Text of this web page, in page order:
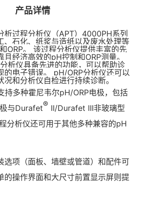
产品详情
析过程分析仪（APT）4000PH系列
、石化、纸浆与造纸以及废水处理等
ORP。 该过程分析仪提供丰富的先
经济高效的pH控制和ORP测量。
析仪具备先进的功能，可以帮助诊
的电子错误。 pH/ORP分析仪还可以
和分析仪自检进行持续诊断。
持多种霍尼韦尔pH/ORP电极，包括
与Durafet® II/Durafet III非玻璃型
分析仪还可用于其他多种兼容的pH
选项（面板、墙壁或管道）和配件可
的操作界面和大尺寸前置显示屏则提